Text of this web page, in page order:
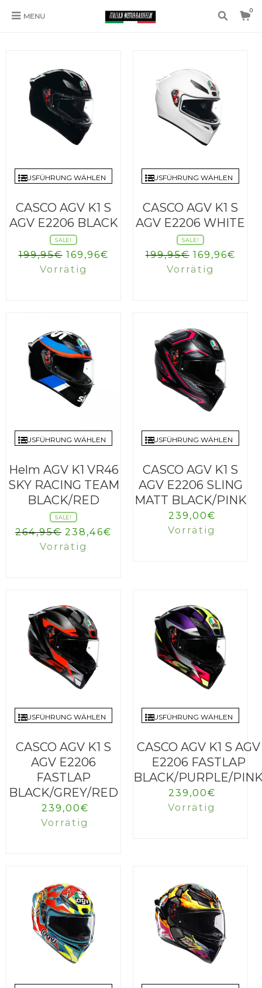
MENU
0
AUSFÜHRUNG WÄHLEN
CASCO AGV K1 S
AGV E2206 BLACK
SALE!
199,95€ Ursprünglicher
Preis
169,96€ Aktueller
Vorrätig
AUSFÜHRUNG WÄHLEN
CASCO AGV K1 S
AGV E2206 WHITE
SALE!
199,95€
Preis
169,96€
Vorrätig
AUSFÜHRUNG WÄHLEN
Helm AGV K1 VR46
SKY RACING TEAM
BLACK/RED
SALE!
264,95€ Ursprünglicher
Preis
238,46€
Vorrätig
AUSFÜHRUNG WÄHLEN
CASCO AGV K1 S
AGV E2206 SLING
MATT BLACK/PINK
239,00€
Vorrätig
AUSFÜHRUNG WÄHLEN
CASCO AGV K1 S
AGV E2206
FASTLAP
BLACK/GREY/RED
239,00€
Vorrätig
AUSFÜHRUNG WÄHLEN
CASCO AGV K1 S AGV
E2206 FASTLAP
BLACK/PURPLE/
239,00€
Vorrätig